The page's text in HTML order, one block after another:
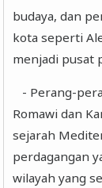
budaya, dan
kota seperti
menjadi pusat
- Perang-
Romawi dan
sejarah
perdagangan
wilayah yang